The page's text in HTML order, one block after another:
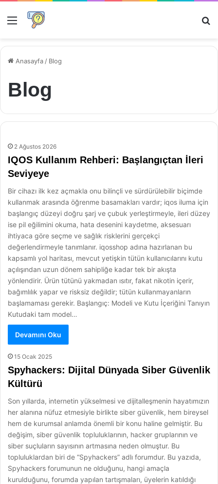
Menü
Anasayfa / Blog
Blog
2 Ağustos 2026
IQOS Kullanım Rehberi: Başlangıçtan İleri
Seviyeye
Bir cihazı ilk kez açmakla onu bilinçli ve sürdürülebilir biçimde
kullanmak arasında öğrenme basamakları vardır; iqos iluma için
başlangıç düzeyi doğru şarj ve çubuk yerleştirmeyle, ileri düzey
ise pil eğilimini okuma, hata desenini kaydetme, aksesuarı
ihtiyaca göre seçme ve sağlık risklerini gerçekçi
değerlendirmeyle tanımlanır. iqosshop adına hazırlanan bu
kapsamlı yol haritası, mevcut yetişkin tütün kullanıcılarını kutu
açılışından uzun dönem sahipliğe kadar tek bir akışta
yönlendirir. Ürün tütünü yakmadan ısıtır, fakat nikotin içerir,
bağımlılık yapar ve risksiz değildir; tütün kullanmayanların
başlamaması gerekir. Başlangıç: Modeli ve Kutu İçeriğini Tanıyın
Kutudaki tam model…
Devamını Oku
15 Ocak 2025
Spyhackers: Dijital Dünyada Siber Güvenlik
Kültürü
Son yıllarda, internetin yükselmesi ve dijitalleşmenin hayatımızın
her alanına nüfuz etmesiyle birlikte siber güvenlik, hem bireysel
hem de kurumsal anlamda önemli bir konu haline gelmiştir. Bu
değişim, siber güvenlik topluluklarının, hacker gruplarının ve
siber suçluların sayısının artmasına neden olmuştur. Bu
topluluklardan biri de “Spyhackers” adlı forumdur. Bu yazıda,
Spyhackers forumunun ne olduğunu, hangi amaçla
kurulduğunu, forumda yapılan tartışmaları, üyelerin katıldığı